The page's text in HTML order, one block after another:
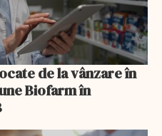
de la vânzare în
Biofarm în